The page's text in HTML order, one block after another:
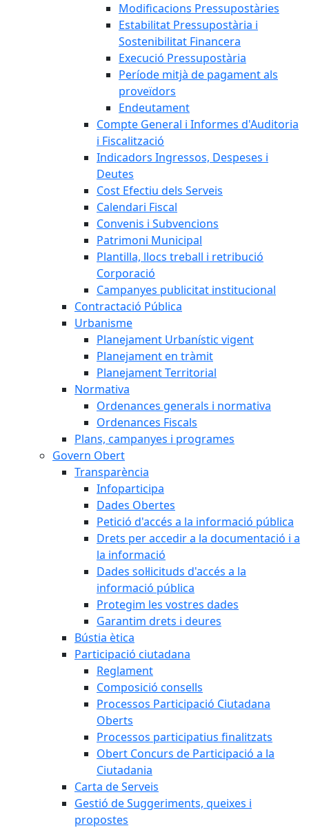
Modificacions Pressupostàries
Estabilitat Pressupostària i
Sostenibilitat Financera
Execució Pressupostària
Període mitjà de pagament als
proveïdors
Endeutament
Compte General i Informes d'Auditoria
i Fiscalització
Indicadors Ingressos, Despeses i
Deutes
Cost Efectiu dels Serveis
Calendari Fiscal
Convenis i Subvencions
Patrimoni Municipal
Plantilla, llocs treball i retribució
Corporació
Campanyes publicitat institucional
Contractació Pública
Urbanisme
Planejament Urbanístic vigent
Planejament en tràmit
Planejament Territorial
Normativa
Ordenances generals i normativa
Ordenances Fiscals
Plans, campanyes i programes
Govern Obert
Transparència
Infoparticipa
Dades Obertes
Petició d'accés a la informació pública
Drets per accedir a la documentació i a
la informació
Dades sol·licituds d'accés a la
informació pública
Protegim les vostres dades
Garantim drets i deures
Bústia ètica
Participació ciutadana
Reglament
Composició consells
Processos Participació Ciutadana
Oberts
Processos participatius finalitzats
Obert Concurs de Participació a la
Ciutadania
Carta de Serveis
Gestió de Suggeriments, queixes i
propostes